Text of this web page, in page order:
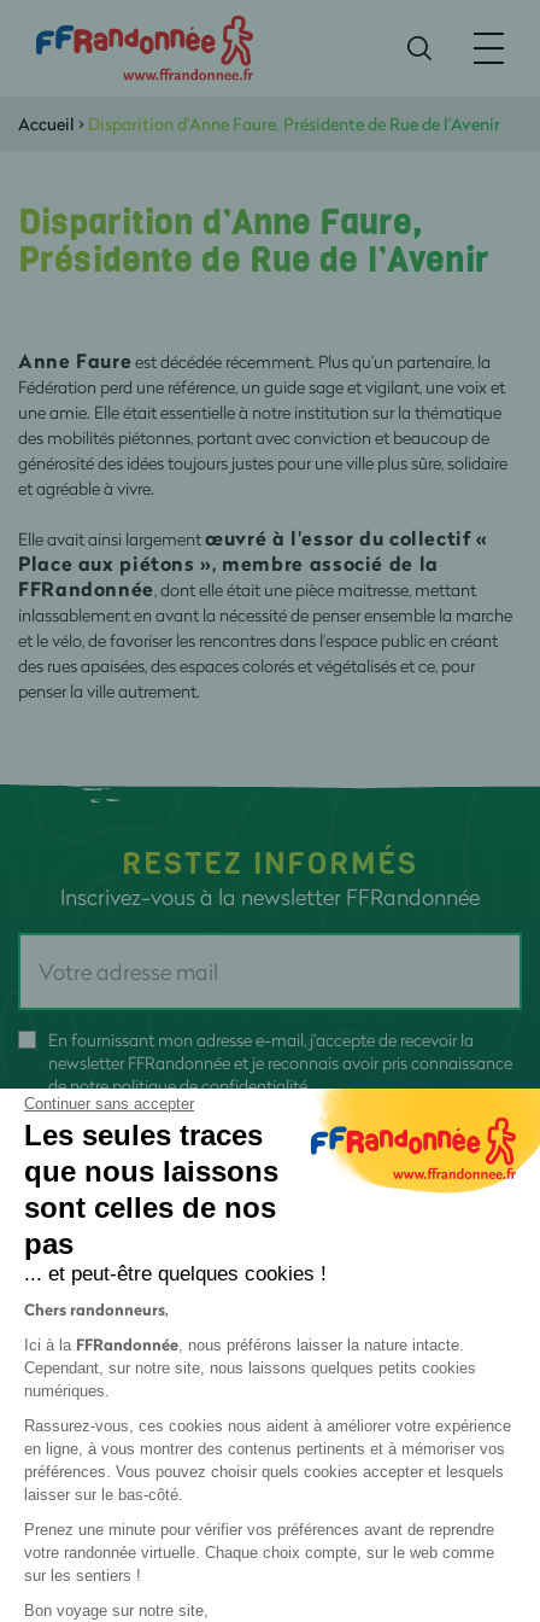
Accueil > Disparition d’Anne Faure, Présidente de Rue de l’Avenir
Disparition d’Anne Faure,
Présidente de Rue de l’Avenir
Anne Faureest décédée récemment. Plus qu’un partenaire, la
Fédération perd une référence, un guide sage et vigilant, une voix et
une amie. Elle était essentielle à notre institution sur la thématique
des mobilités piétonnes, portant avec conviction et beaucoup de
générosité des idées toujours justes pour une ville plus sûre, solidaire
et agréable à vivre.
Elle avait ainsi largementœuvré à l'essor du collectif «
Place aux piétons », membre associé de la
FFRandonnée, dont elle était une pièce maitresse, mettant
inlassablement en avant la nécessité de penser ensemble la marche
et le vélo, de favoriser les rencontres dans l'espace public en créant
des rues apaisées, des espaces colorés et végétalisés et ce, pour
penser la ville autrement.
RESTEZ INFORMÉS
Inscrivez-vous à la newsletter FFRandonnée
En fournissant mon adresse e-mail, j'accepte de recevoir la
newsletter FFRandonnée et je reconnais avoir pris connaissance
denotre politique de confidentialité
Protection des données
Politique de confidentialité
Continuer sans accepter
Les seules traces
que nous laissons
sont celles de nos
pas
... et peut-être quelques cookies !
Chers randonneurs,
Ici à la FFRandonnée, nous préférons laisser la nature intacte.
Cependant, sur notre site, nous laissons quelques petits cookies
numériques.
Rassurez-vous, ces cookies nous aident à améliorer votre expérience
en ligne, à vous montrer des contenus pertinents et à mémoriser vos
préférences. Vous pouvez choisir quels cookies accepter et lesquels
laisser sur le bas-côté.
Prenez une minute pour vérifier vos préférences avant de reprendre
votre randonnée virtuelle. Chaque choix compte, sur le web comme
sur les sentiers !
Bon voyage sur notre site,